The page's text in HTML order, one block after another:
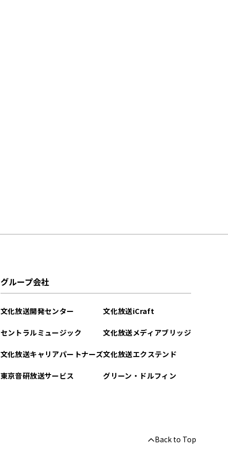
グループ会社
文化放送開発センター
セントラルミュージック
文化放送キャリアパートナーズ
東京音研放送サービス
文化放送iCraft
文化放送メディアブリッジ
文化放送エクステンド
グリーン・ドルフィン
Back to Top